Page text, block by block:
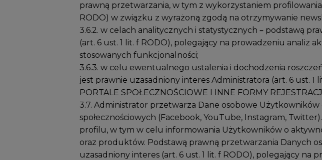
prawną przetwarzania, w tym z wykorzystaniem
RODO) w związku z wyrażoną zgodą na otrzymywanie
3.6.2. w celach analitycznych i statystycznych – podstawą
(art. 6 ust. 1 lit. f RODO), polegający na prowadzeniu analiz
stosowanych funkcjonalności;
3.6.3. w celu ewentualnego ustalenia i dochodzenia
jest prawnie uzasadniony interes Administratora (art. 6 ust. 1
PORTALE SPOŁECZNOŚCIOWE I INNE FORMY
3.7. Administrator przetwarza Dane osobowe
społecznościowych (Facebook, YouTube, Instagram,
profilu, w tym w celu informowania Użytkowników o
oraz produktów. Podstawą prawną przetwarzania Danych
uzasadniony interes (art. 6 ust. 1 lit. f RODO), polegający na